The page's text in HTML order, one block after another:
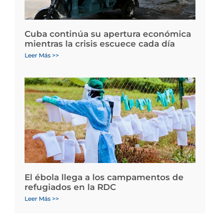
Cuba continúa su apertura económica
mientras la crisis escuece cada día
Leer Más >>
El ébola llega a los campamentos de
refugiados en la RDC
Leer Más >>